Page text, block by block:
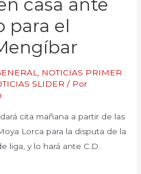
casa ante
para el
, NOTICIAS PRIMER
SLIDER / Por
cita mañana a partir de las
Lorca para la disputa de la
liga, y lo hará ante C.D.